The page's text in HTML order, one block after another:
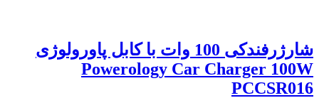
شارژرفندکی 100 وات با کابل پاورولوژی
Powerology Car Charger 100W
PCCSR016